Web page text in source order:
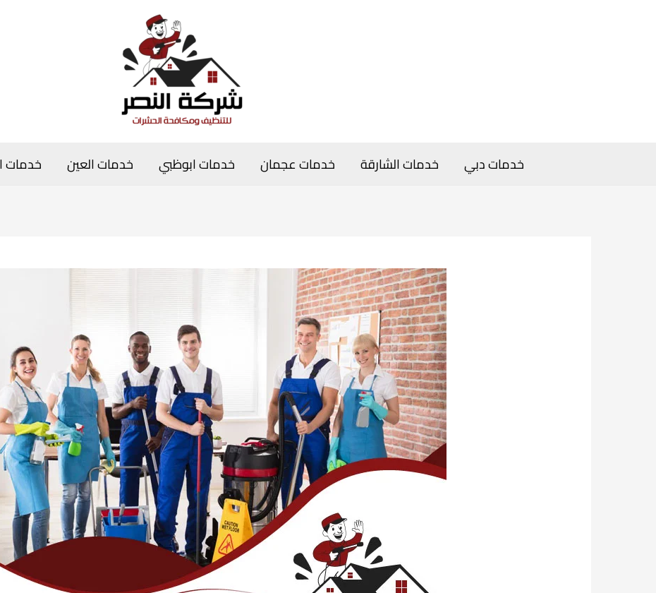
خدمات دبي خدمات الشارقة خدمات عجمان خدمات ابوظبي خدمات العين خدمات